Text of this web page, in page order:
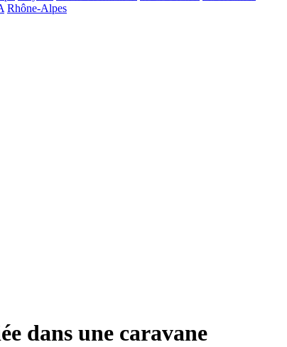
Rhône-Alpes
dans une caravane